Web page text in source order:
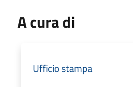
A cura di
Ufficio stampa